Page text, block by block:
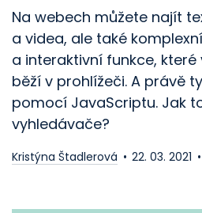
Na webech můžete najít
a videa, ale také
a interaktivní funkce,
běží v prohlížeči. A právě
pomocí JavaScriptu. Jak
vyhledávače?
Kristýna Štadlerová 22. 03. 2021